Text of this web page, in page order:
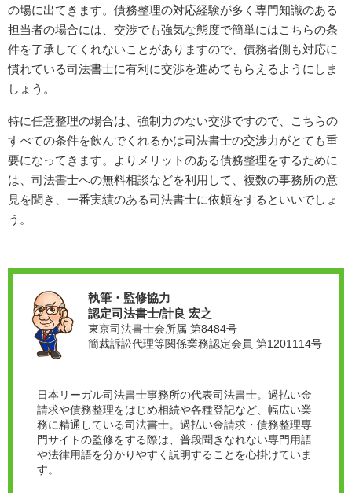
の場に出てきます。債務整理の対応経験が多く専門知識のある
担当者の場合には、交渉でも強気な態度で簡単にはこちらの条
件を了承してくれないことがありますので、債務者側も対応に
慣れている司法書士に有利に交渉を進めてもらえるようにしま
しょう。
特に任意整理の場合は、強制力のない交渉ですので、こちらの
すべての条件を飲んでくれるかは司法書士の交渉力がとても重
要になってきます。よりメリットのある債務整理をするために
は、司法書士への無料相談などを利用して、複数の事務所の意
見を聞き、一番実績のある司法書士に依頼をするといいでしょ
う。
執筆・監修協力
認定司法書士/計良 宏之
東京司法書士会所属 第8484号
簡裁訴訟代理等関係業務認定会員 第1201114号
日本リーガル司法書士事務所の代表司法書士。過払い金
請求や債務整理をはじめ相続や各種登記など、幅広い業
務に精通している司法書士。過払い金請求・債務整理専
門サイトの監修をする際は、普段聞きなれない専門用語
や法律用語を分かりやすく説明することを心掛けていま
す。